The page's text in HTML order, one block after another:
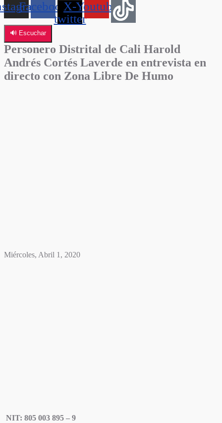
FacebookX-
twitter
Youtube
🔊 Escuchar
Personero Distrital de Cali Harold
Andrés Cortés Laverde en entrevista en
directo con Zona Libre De Humo
Miércoles, Abril 1, 2020
NIT: 805 003 895 – 9